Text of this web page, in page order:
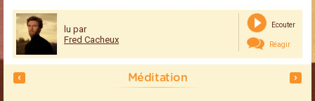
lu par
Fred Cacheux
Ecouter
Réagir
Méditation